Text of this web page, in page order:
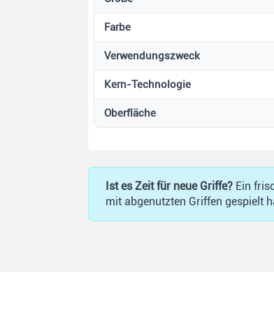
Farbe
Verwendungszweck
Kern-Technologie
Oberfläche
Ist es Zeit für neue Griffe? Ein
mit abgenutzten Griffen gespielt